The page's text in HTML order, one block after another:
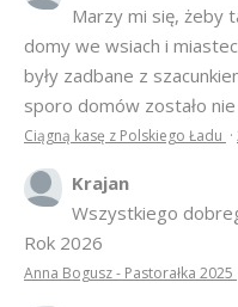
Marzy mi się, żeby
domy we wsiach i
były zadbane z
sporo domów zostało
Ciągną kasę z Polskiego Ładu ·
Krajan
Wszystkiego
Rok 2026
Anna Bogusz - Pastorałka 2025